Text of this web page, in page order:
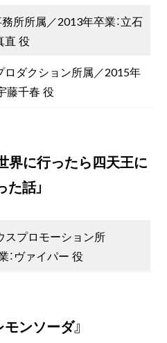
所所属／2013年卒業：立石
直 役
ダクション所属／2015年
藤千春 役
界に行ったら四天王に
た話」
スプロモーション所
：ヴァイパー 役
モンソーダ』